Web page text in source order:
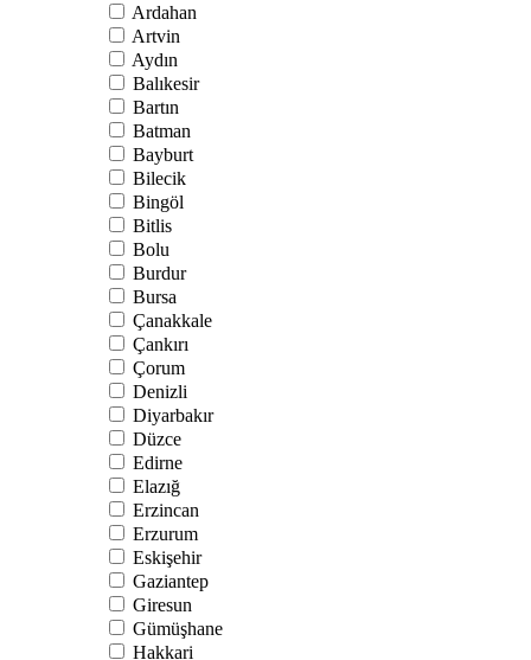
Ardahan
Artvin
Aydın
Balıkesir
Bartın
Batman
Bayburt
Bilecik
Bingöl
Bitlis
Bolu
Burdur
Bursa
Çanakkale
Çankırı
Çorum
Denizli
Diyarbakır
Düzce
Edirne
Elazığ
Erzincan
Erzurum
Eskişehir
Gaziantep
Giresun
Gümüşhane
Hakkari